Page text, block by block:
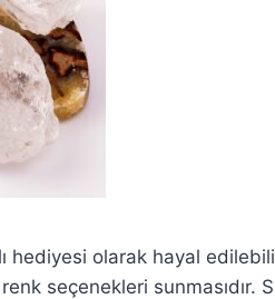
hediyesi olarak hayal
seçenekleri